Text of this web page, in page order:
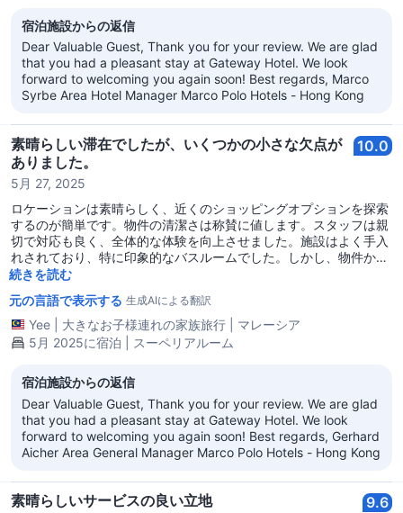
宿泊施設からの返信
Dear Valuable Guest, Thank you for your review. We are glad
that you had a pleasant stay at Gateway Hotel. We look
forward to welcoming you again soon! Best regards, Marco
Syrbe Area Hotel Manager Marco Polo Hotels - Hong Kong
素晴らしい滞在でしたが、いくつかの小さな欠点が
ありました。
10.0
5月 27, 2025
ロケーションは素晴らしく、近くのショッピングオプションを探索
するのが簡単です。物件の清潔さは称賛に値します。スタッフは親
切で対応も良く、全体的な体験を向上させました。施設はよく手入
れされており、特に印象的なバスルームでした。しかし、物件から
の景色は最高ではありませんでしたが、素晴らしい滞在を大きく損
続きを読む
元の言語で表示する 生成AIによる翻訳
Yee 大きなお子様連れの家族旅行
マレーシア
5月 2025に宿泊 | スーペリアルーム
宿泊施設からの返信
Dear Valuable Guest, Thank you for your review. We are glad
that you had a pleasant stay at Gateway Hotel. We look
forward to welcoming you again soon! Best regards, Gerhard
Aicher Area General Manager Marco Polo Hotels - Hong Kong
素晴らしいサービスの良い立地 9.6